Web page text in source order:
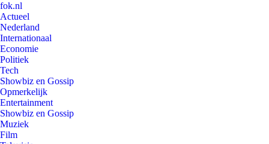
fok.nl
Actueel
Nederland
Internationaal
Economie
Politiek
Tech
Showbiz en Gossip
Opmerkelijk
Entertainment
Showbiz en Gossip
Muziek
Film